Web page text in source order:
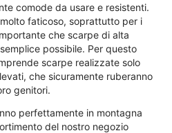
comode da usare e resistenti.
faticoso, soprattutto per i
che scarpe di alta
possibile. Per questo
scarpe realizzate solo
che sicuramente ruberanno
genitori.
perfettamente in montagna
del nostro negozio